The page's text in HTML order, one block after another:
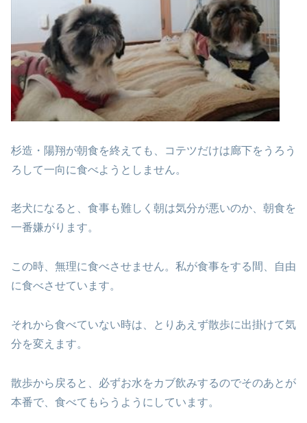
杉造・陽翔が朝食を終えても、コテツだけは廊下をうろう
ろして一向に食べようとしません。
老犬になると、食事も難しく 朝は気分が悪いのか、朝食を
一番嫌がります。
この時、無理に食べさせません。 私が食事をする間、自由
に食べさせています。
それから食べていない時は、とりあえず散歩に出掛けて気
分を変えます。
散歩から戻ると、必ずお水をカブ飲みするのでそのあとが
本番で、食べてもらうようにしています。